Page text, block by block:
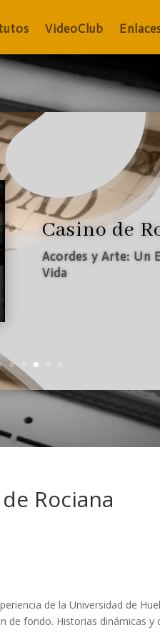
VideoClub
Casino de
Acordes y Arte: Un
Vida
Rociana
de la Universidad de
fondo. Historias dinámicas y